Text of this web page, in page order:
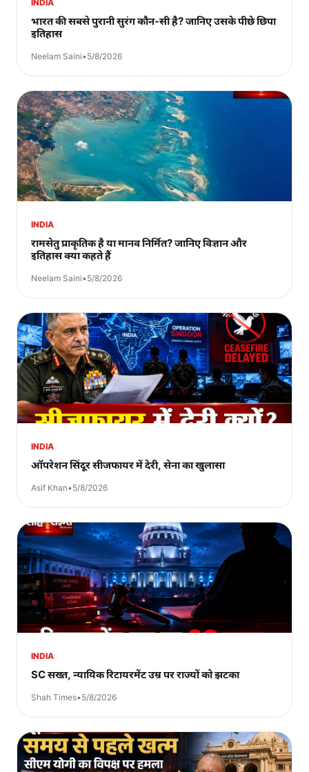
INDIA
भारत की सबसे पुरानी सुरंग कौन-सी है? जानिए उसके पीछे छिपा
इतिहास
Neelam Saini•5/8/2026
INDIA
रामसेतु प्राकृतिक है या मानव निर्मित? जानिए विज्ञान और
इतिहास क्या कहते हैं
Neelam Saini•5/8/2026
INDIA
ऑपरेशन सिंदूर सीजफायर में देरी, सेना का खुलासा
Asif Khan•5/8/2026
INDIA
SC सख्त, न्यायिक रिटायरमेंट उम्र पर राज्यों को झटका
Shah Times•5/8/2026